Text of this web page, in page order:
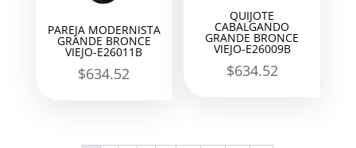
PAREJA MODERNISTA
GRANDE BRONCE
VIEJO-E26011B
$634.52
QUIJOTE
CABALGANDO
GRANDE BRONCE
VIEJO-E26009B
$634.52